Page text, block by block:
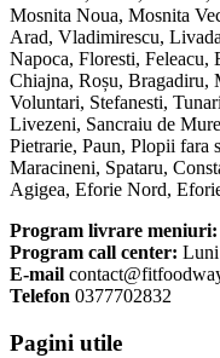
Mosnita Noua, Mosnita
Arad, Vladimirescu,
Napoca, Floresti, Feleacu,
Chiajna, Roșu, Bragadiru,
Voluntari, Stefanesti,
Livezeni, Sancraiu de
Pietrarie, Paun, Plopii fara
Maracineni, Spataru,
Agigea, Eforie Nord,
Program livrare meniuri:
Program call center:
E-mail
Telefon 0377702832
Pagini utile